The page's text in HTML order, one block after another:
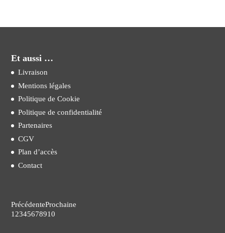
Et aussi …
Livraison
Mentions légales
Politique de Cookie
Politique de confidentialité
Partenaires
CGV
Plan d’accès
Contact
PrécédenteProchaine
1 2345678910